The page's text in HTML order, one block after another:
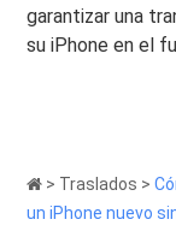
garantizar una
su iPhone en el
> Traslados >
un iPhone nuevo